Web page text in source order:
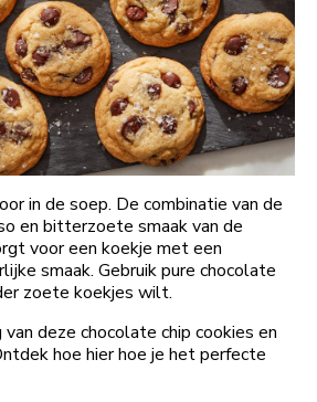
in de soep. De combinatie van de
en bitterzoete smaak van de
voor een koekje met een
smaak. Gebruik pure chocolate
zoete koekjes wilt.
deze chocolate chip cookies en
hoe hier hoe je het perfecte